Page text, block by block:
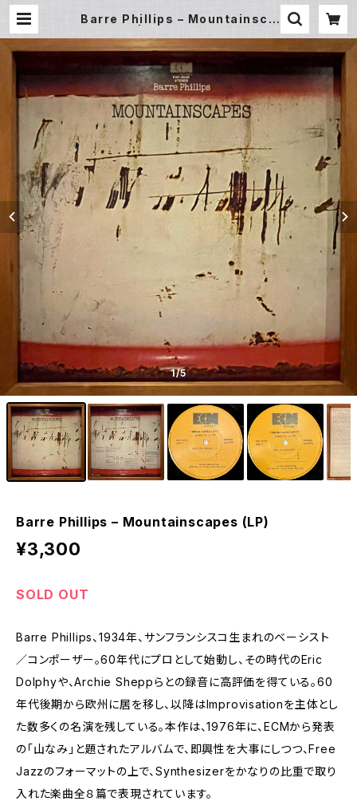
Barre Phillips ‎– Mountainsca
y Record Store
1/5
Barre Phillips ‎– Mountainscapes (LP)
¥3,300
SOLD OUT
Barre Phillips、1934年、サンフランシスコ生まれのベーシスト
／コンポーザー。60年代にプロとして始動し、その時代のEric
Dolphyや、Archie Sheppらとの録音に高評価を得ている。60
年代後期から欧州に居を移し、以降はImprovisationを主体とし
た数多くの名演を残している。本作は、1976年に、ECMから発表
の「山なみ」と題されたアルバムで、即興性を大事にしつつ、Free
Jazzのフォーマットの上で、Synthesizerをかなりの比重で取り
入れた楽曲全８篇で表現されています。